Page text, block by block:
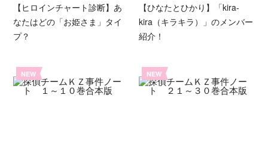
【ヒロインチャート診断】あ
なたはどの「お姫さま」タイ
プ？
【ひなたとひかり】「kira-
kira（キラキラ）」のメンバー
紹介！
NEW NEW